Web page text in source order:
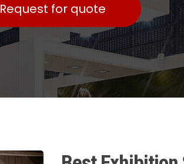
Request for quote